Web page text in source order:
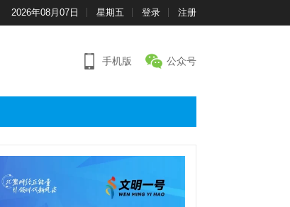
2026年08月07日 星期五 登录 注册
手机版 公众号